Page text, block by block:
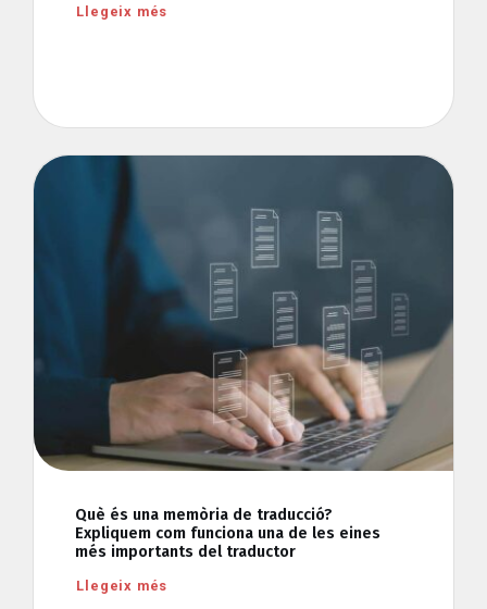
Llegeix més
Què és una memòria de traducció?
Expliquem com funciona una de les eines
més importants del traductor
Llegeix més